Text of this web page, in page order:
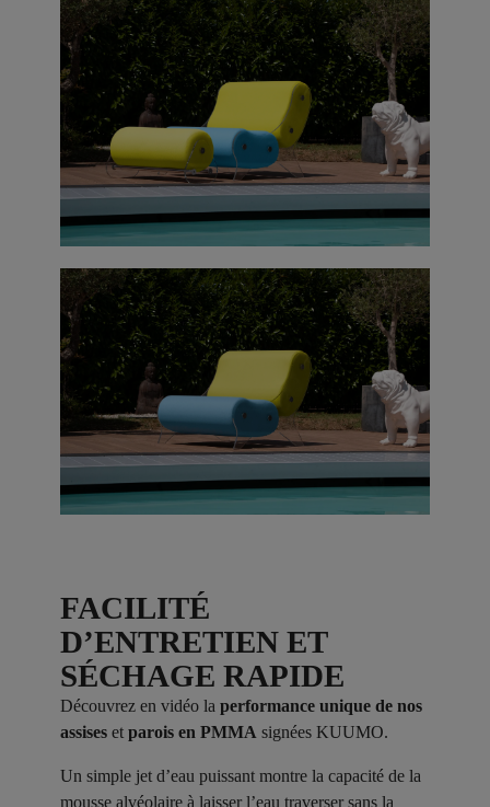
FACILITÉ
D’ENTRETIEN ET
SÉCHAGE RAPIDE
Découvrez en vidéo la performance unique de nos
assises et parois en PMMA signées KUUMO.
Un simple jet d’eau puissant montre la capacité de la
mousse alvéolaire à laisser l’eau traverser sans la